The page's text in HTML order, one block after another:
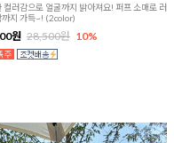
컬러감으로 얼굴까지 밝아져요! 퍼프 소매로 러
까지 가득~! (2color)
원 28,500원 10%